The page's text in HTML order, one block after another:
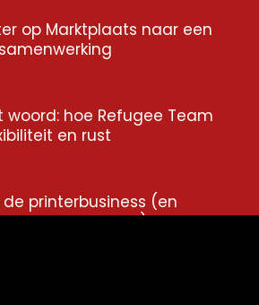
op Marktplaats naar een
woord: hoe Refugee Team
en rust
printerbusiness (en
erover praat)